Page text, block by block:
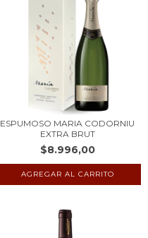
ESPUMOSO MARIA CODORNIU
EXTRA BRUT
$8.996,00